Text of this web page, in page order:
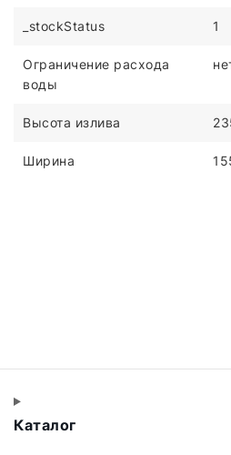
_stockStatus 1
Ограничение расхода
воды
Высота излива
Ширина
Каталог